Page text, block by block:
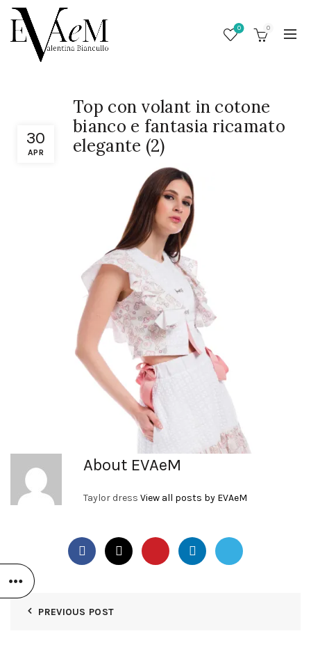
0 0
30
APR
Top con volant in cotone
bianco e fantasia ricamato
elegante (2)
About EVAeM
Taylor dress View all posts by EVAeM
PREVIOUS POST